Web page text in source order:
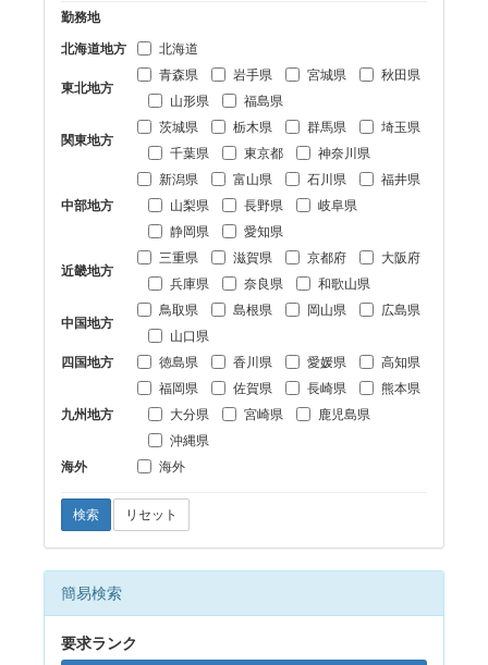
勤務地
北海道地方
北海道
東北地方
青森県 岩手県 宮城県
秋田県
山形県
福島県
関東地方
茨城県 栃木県 群馬県
埼玉県
千葉県
東京都 神奈川県
中部地方
新潟県 富山県 石川県
福井県
山梨県
長野県
岐阜県
静岡県
愛知県
近畿地方
三重県 滋賀県 京都府
大阪府
兵庫県
奈良県 和歌山県
中国地方
鳥取県 島根県 岡山県
広島県
山口県
四国地方
徳島県 香川県 愛媛県 高知県
九州地方
福岡県 佐賀県 長崎県
熊本県
大分県
宮崎県
鹿児島県
沖縄県
海外
海外
検索 リセット
簡易検索
要求ランク